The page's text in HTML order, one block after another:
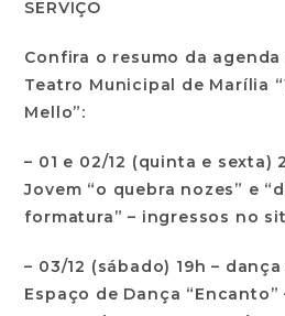
SERVIÇO
Confira o resumo da
Teatro Municipal de Marília
Mello”:
– 01 e 02/12 (quinta e sexta)
Jovem “o quebra nozes” e
formatura” – ingressos no
– 03/12 (sábado) 19h –
Espaço de Dança